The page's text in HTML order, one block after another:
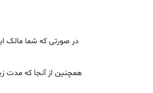
در صورتی که شما مالک
همچنین از آنجا که مدت